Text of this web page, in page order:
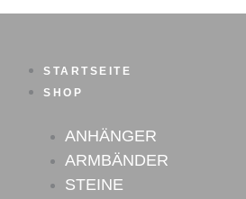
STARTSEITE
SHOP
ANHÄNGER
ARMBÄNDER
STEINE